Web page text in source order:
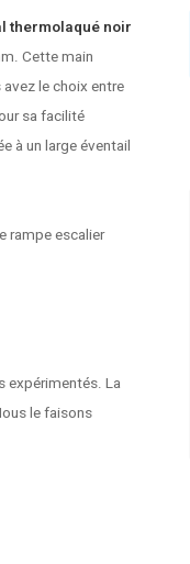
thermolaqué noir
Cette main
le choix entre
sa facilité
à un large éventail
rampe escalier
expérimentés. La
le faisons